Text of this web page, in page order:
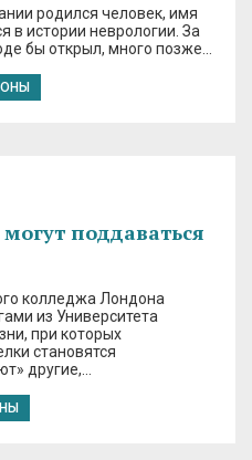
родился человек, имя
в истории неврологии. За
бы открыл, много позже…
поддаваться
колледжа Лондона
из Университета
при которых
становятся
другие,…